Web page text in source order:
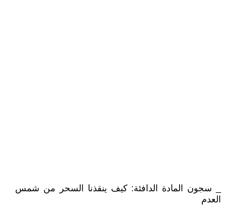
_ سجون المادة الدافئة: كيف ينقذنا السحر من شمس
العدم